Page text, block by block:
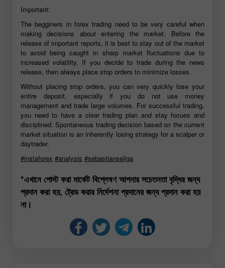
Important:
The begginers in forex trading need to be very careful when
making decisions about entering the market. Before the
release of important reports, it is best to stay out of the market
to avoid being caught in sharp market fluctuations due to
increased volatility. If you decide to trade during the news
release, then always place stop orders to minimize losses.
Without placing stop orders, you can very quickly lose your
entire deposit, especially if you do not use money
management and trade large volumes. For successful trading,
you need to have a clear trading plan and stay focues and
disciplined. Spontaneous trading decision based on the current
market situation is an inherently losing strategy for a scalper or
daytrader.
#instaforex #analysis #sebastianseliga
*এখানে পোস্ট করা মার্কেট বিশ্লেষণ আপনার সচেতনতা বৃদ্ধির জন্য
প্রদান করা হয়, ট্রেড করার নির্দেশনা প্রদানের জন্য প্রদান করা হয়
না।